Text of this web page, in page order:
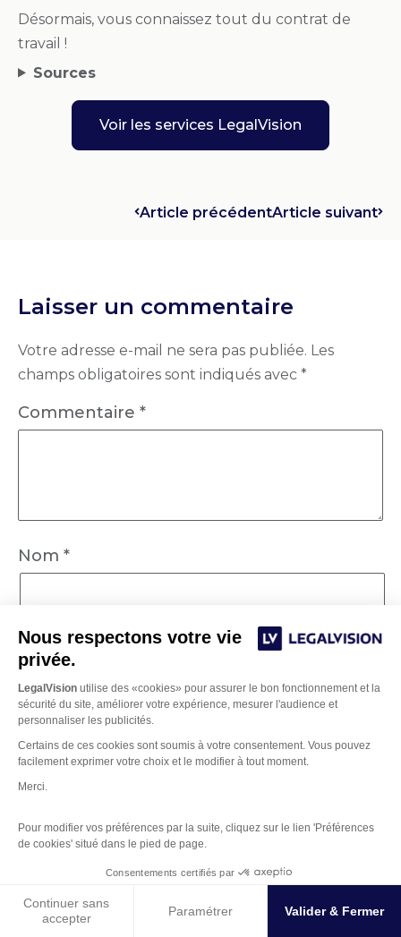
Nous respectons votre vie
privée.
LegalVision utilise des «cookies» pour assurer le bon fonctionnement et la
sécurité du site, améliorer votre expérience, mesurer l'audience et
personnaliser les publicités.
Certains de ces cookies sont soumis à votre consentement. Vous pouvez
facilement exprimer votre choix et le modifier à tout moment.
Merci.
Pour modifier vos préférences par la suite, cliquez sur le lien 'Préférences
de cookies' situé dans le pied de page.
Consentements certifiés par
Continuer sans
accepter
Paramétrer Valider & Fermer
Désormais, vous connaissez tout du contrat de
travail !
Sources
Voir les services LegalVision
Article précédentArticle suivant
Laisser un commentaire
Votre adresse e-mail ne sera pas publiée. Les
champs obligatoires sont indiqués avec *
Commentaire *
Nom *
E-mail*
Enregistrer mon nom, mon e-mail et mon site
dans le navigateur pour mon prochain